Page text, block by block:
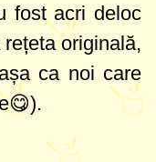
fost acri deloc
originală,
ca noi care